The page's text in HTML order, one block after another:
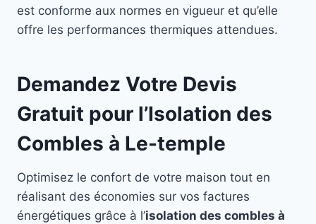
est conforme aux normes en vigueur et qu’elle
offre les performances thermiques attendues.
Demandez Votre Devis
Gratuit pour l’Isolation des
Combles à Le-temple
Optimisez le confort de votre maison tout en
réalisant des économies sur vos factures
énergétiques grâce à l’isolation des combles à